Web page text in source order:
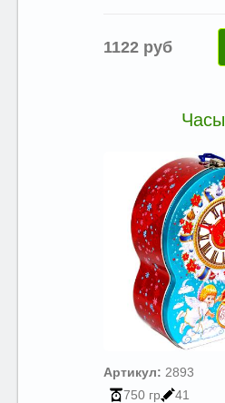
1122 руб
Часы
Артикул: 2893
750 гр
41